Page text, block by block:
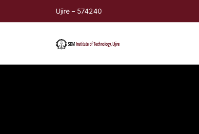
Ujire – 574240